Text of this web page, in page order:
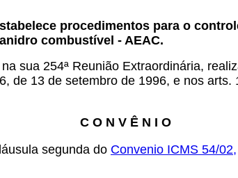
procedimentos para o
combustível - AEAC.
na sua 254ª Reunião Extraordinária,
de 13 de setembro de 1996, e nos
C O N V Ê N I O
segunda do Convenio ICMS 54/02,